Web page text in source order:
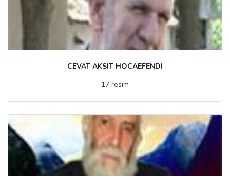
CEVAT AKSIT HOCAEFENDI
17 resim